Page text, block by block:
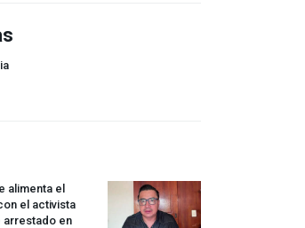
alimenta el
el activista
arrestado en